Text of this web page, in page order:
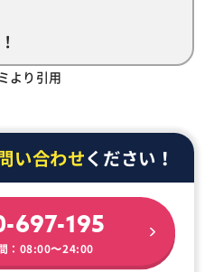
より引用
い合わせください！
697-195
：08:00〜24:00